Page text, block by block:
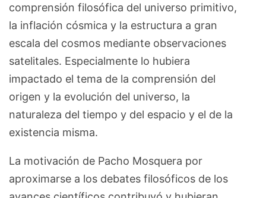
comprensión filosófica del universo primitivo,
la inflación cósmica y la estructura a gran
escala del cosmos mediante observaciones
satelitales. Especialmente lo hubiera
impactado el tema de la comprensión del
origen y la evolución del universo, la
naturaleza del tiempo y del espacio y el de la
existencia misma.
La motivación de Pacho Mosquera por
aproximarse a los debates filosóficos de los